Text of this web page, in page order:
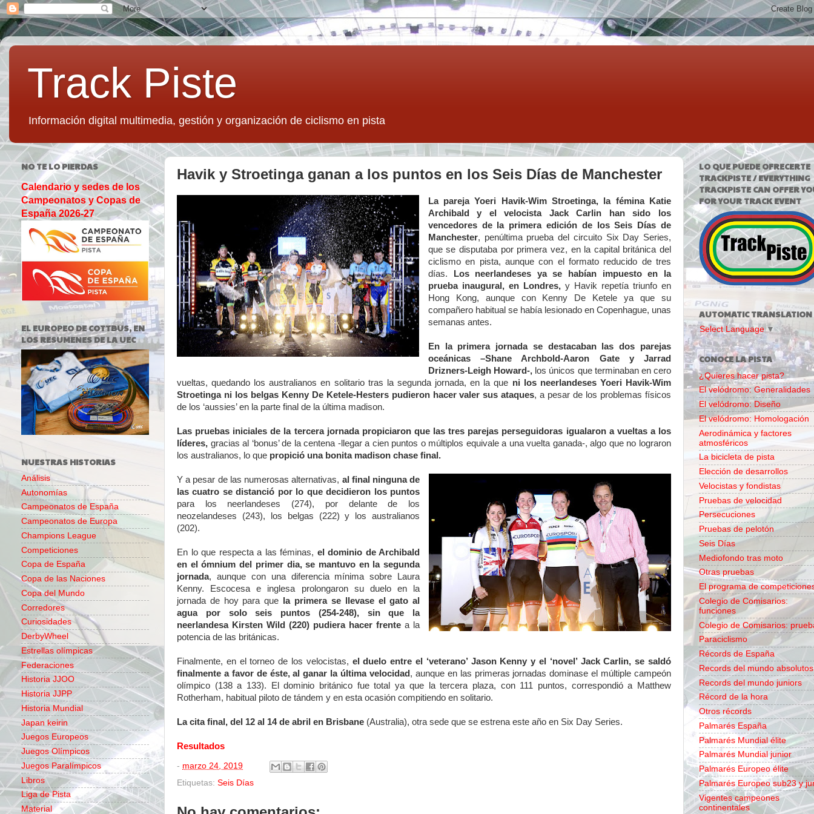
Track Piste
Información digital multimedia, gestión y organización de ciclismo en pista
Havik y Stroetinga ganan a los puntos en los Seis Días de Manchester
La pareja Yoeri Havik-Wim Stroetinga, la fémina Katie
Archibald y el velocista Jack Carlin han sido los
vencedores de la primera edición de los Seis Días de
Manchester, penúltima prueba del circuito Six Day Series,
que se disputaba por primera vez, en la capital británica del
ciclismo en pista, aunque con el formato reducido de tres
días.
Los neerlandeses ya se habían impuesto en la
prueba inaugural, en Londres, y Havik repetía triunfo en
Hong Kong, aunque con Kenny De Ketele ya que su
compañero habitual se había lesionado en Copenhague, unas
semanas antes.
En la primera jornada se destacaban las dos parejas
oceánicas –Shane Archbold-Aaron Gate y Jarrad
Drizners-Leigh Howard-, los únicos que terminaban en cero
vueltas, quedando los australianos en solitario tras la segunda jornada, en la que ni los neerlandeses Yoeri Havik-Wim
Stroetinga ni los belgas Kenny De Ketele-Hesters pudieron hacer valer sus ataques, a pesar de los problemas físicos
de los ‘aussies’ en la parte final de la última madison.
Las pruebas iniciales de la tercera jornada propiciaron que las tres parejas perseguidoras igualaron a vueltas a los
líderes, gracias al ‘bonus’ de la centena -llegar a cien puntos o múltiplos equivale a una vuelta ganada-, algo que no lograron
los australianos, lo que propició una bonita madison chase final.
Y a pesar de las numerosas alternativas, al final ninguna de
las cuatro se distanció por lo que decidieron los puntos
para los neerlandeses (274), por delante de los
neozelandeses (243), los belgas (222) y los australianos
(202).
En lo que respecta a las féminas, el dominio de Archibald
en el ómnium del primer dia, se mantuvo en la segunda
jornada, aunque con una diferencia mínima sobre Laura
Kenny. Escocesa e inglesa prolongaron su duelo en la
jornada de hoy para que
la primera se llevase el gato al
agua por solo seis puntos (254-248), sin que la
neerlandesa Kirsten Wild (220) pudiera hacer frente a la
potencia de las británicas.
Finalmente, en el torneo de los velocistas, el duelo entre el ‘veterano’ Jason Kenny y el ‘novel’ Jack Carlin, se saldó
finalmente a favor de éste, al ganar la última velocidad , aunque en las primeras jornadas dominase el múltiple campeón
olímpico (138 a 133). El dominio británico fue total ya que la tercera plaza, con 111 puntos, correspondió a Matthew
Rotherham, habitual piloto de tándem y en esta ocasión compitiendo en solitario.
La cita final, del 12 al 14 de abril en Brisbane (Australia), otra sede que se estrena este año en Six Day Series.
Resultados
- marzo 24, 2019
Etiquetas: Seis Días
NO TE LO PIERDAS
Calendario y sedes de los
Campeonatos y Copas de
España 2026-27
EL EUROPEO DE COTTBUS, EN
LOS RESUMENES DE LA UEC
NUESTRAS HISTORIAS
Análisis
Autonomías
Campeonatos de España
Campeonatos de Europa
Champions League
Competiciones
Copa de España
Copa de las Naciones
Copa del Mundo
Corredores
Curiosidades
DerbyWheel
Estrellas olímpicas
Federaciones
Historia JJOO
Historia JJPP
Historia Mundial
Japan keirin
Juegos Europeos
Juegos Olímpicos
Juegos Paralímpicos
Libros
Liga de Pista
Material
LO QUE PUEDE OFRECERTE
TRACKPISTE / EVERYTHING
TRACKPISTE CAN OFFER
FOR YOUR TRACK EVENT
AUTOMATIC TRANSLATION
Select Language ▼
CONOCE LA PISTA
¿Quieres hacer pista?
El velódromo: Generalidades
El velódromo: Diseño
El velódromo: Homologación
Aerodinámica y factores
atmosféricos
La bicicleta de pista
Elección de desarrollos
Velocistas y fondistas
Pruebas de velocidad
Persecuciones
Pruebas de pelotón
Seis Días
Mediofondo tras moto
Otras pruebas
El programa de
Colegio de Comisarios:
funciones
Colegio de Comisarios:
Paraciclismo
Récords de España
Records del mundo absolutos
Records del mundo juniors
Récord de la hora
Otros récords
Palmarés España
Palmarés Mundial élite
Palmarés Mundial junior
Palmarés Europeo élite
Palmarés Europeo sub23 y
Vigentes campeones
continentales